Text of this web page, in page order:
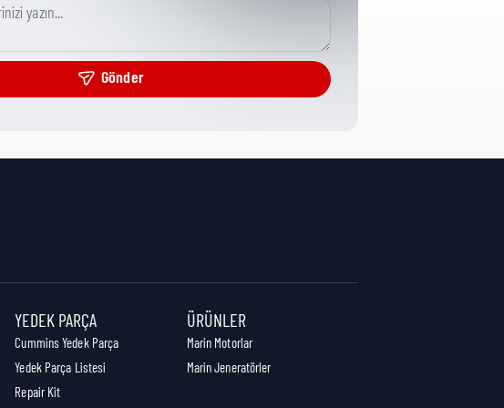
Misc Hardware
Gönder
YEDEK PARÇA
Cummins Yedek Parça
Yedek Parça Listesi
Repair Kit
ÜRÜNLER
Marin Motorlar
Marin Jeneratörler